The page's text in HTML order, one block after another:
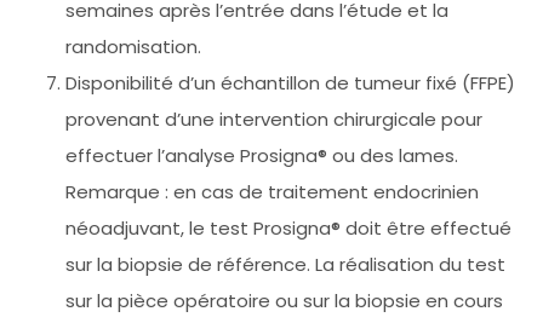
semaines après l’entrée dans l’étude et la
randomisation.
Disponibilité d’un échantillon de tumeur fixé (FFPE)
provenant d’une intervention chirurgicale pour
effectuer l’analyse Prosigna® ou des lames.
Remarque : en cas de traitement endocrinien
néoadjuvant, le test Prosigna® doit être effectué
sur la biopsie de référence. La réalisation du test
sur la pièce opératoire ou sur la biopsie en cours